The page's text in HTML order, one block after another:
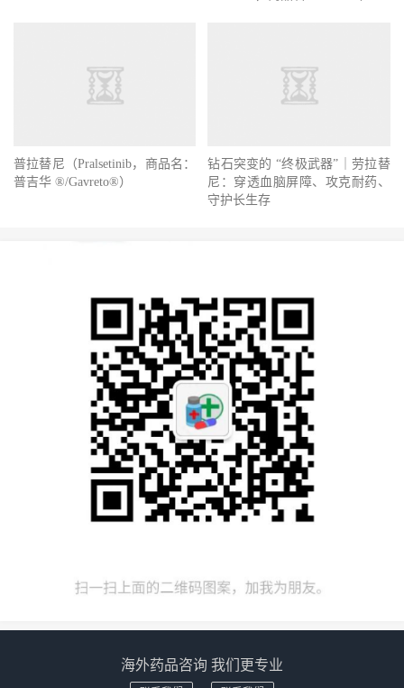
AMG510，商品名 Lumakras）